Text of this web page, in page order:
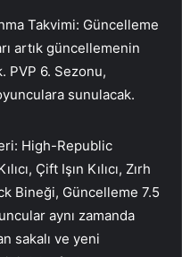
Takvimi: Güncelleme
artık güncellemenin
PVP 6. Sezonu,
sunulacak.
High-Republic
Çift Işın Kılıcı, Zırh
Bineği, Güncelleme 7.5
aynı zamanda
sakalı ve yeni